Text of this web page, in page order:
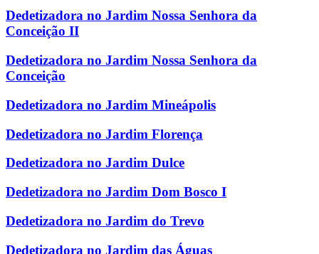
Dedetizadora no Jardim Nossa Senhora da
Conceição II
Dedetizadora no Jardim Nossa Senhora da
Conceição
Dedetizadora no Jardim Mineápolis
Dedetizadora no Jardim Florença
Dedetizadora no Jardim Dulce
Dedetizadora no Jardim Dom Bosco I
Dedetizadora no Jardim do Trevo
Dedetizadora no Jardim das Águas